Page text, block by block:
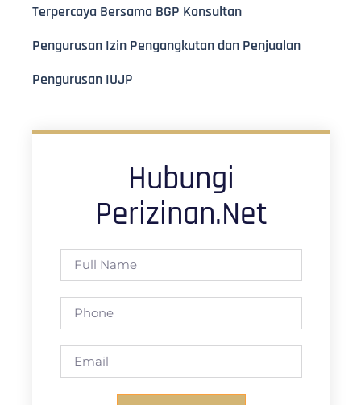
Terpercaya Bersama BGP Konsultan
Pengurusan Izin Pengangkutan dan Penjualan
Pengurusan IUJP
Hubungi
Perizinan.Net